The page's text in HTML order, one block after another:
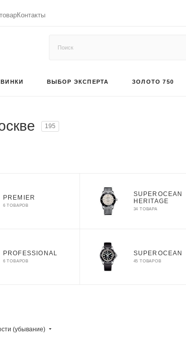
Контакты
ВЫБОР ЭКСПЕРТА ЗОЛОТО 750
195
PREMIER
6 ТОВАРОВ
SUPEROCEAN
HERITAGE
34 ТОВАРА
PROFESSIONAL
6 ТОВАРОВ
SUPEROCEAN
45 ТОВАРОВ
(убывание)